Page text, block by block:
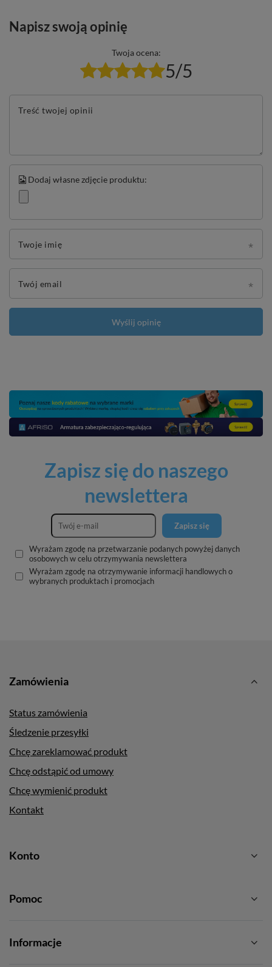
Napisz swoją opinię
Twoja ocena:
5/5
Treść twojej opinii
Dodaj własne zdjęcie produktu:
Twoje imię
Twój email
Wyślij opinię
Zapisz się do naszego
newslettera
Zapisz się
Wyrażam zgodę na przetwarzanie podanych powyżej danych
osobowych w celu otrzymywania newslettera
Wyrażam zgodę na otrzymywanie informacji handlowych o
wybranych produktach i promocjach
Zamówienia
Status zamówienia
Śledzenie przesyłki
Chcę zareklamować produkt
Chcę odstąpić od umowy
Chcę wymienić produkt
Kontakt
Konto
Pomoc
Informacje